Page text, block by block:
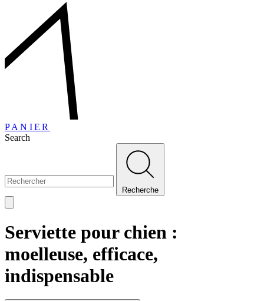
PANIER
Search
Recherche
Serviette pour chien :
moelleuse, efficace,
indispensable